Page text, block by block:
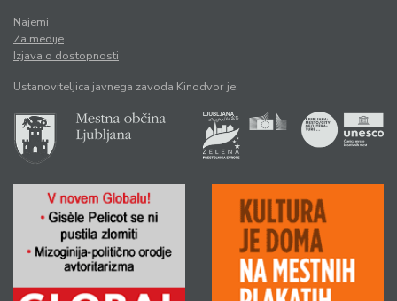
Najemi
Za medije
Izjava o dostopnosti
Ustanoviteljica javnega zavoda Kinodvor je: